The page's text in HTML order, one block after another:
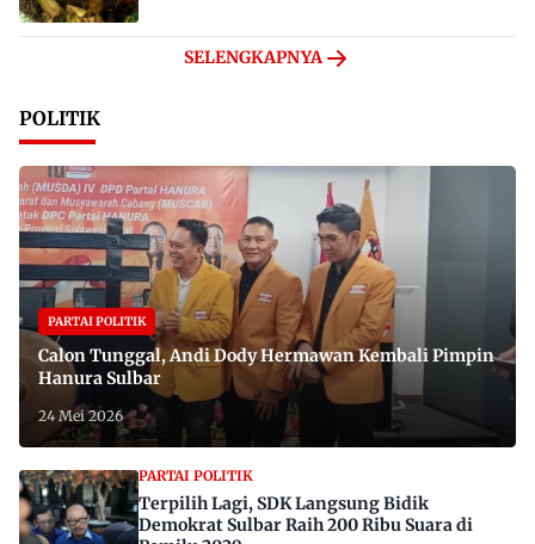
SELENGKAPNYA
POLITIK
PARTAI POLITIK
Calon Tunggal, Andi Dody Hermawan Kembali Pimpin
Hanura Sulbar
24 Mei 2026
PARTAI POLITIK
Terpilih Lagi, SDK Langsung Bidik
Demokrat Sulbar Raih 200 Ribu Suara di